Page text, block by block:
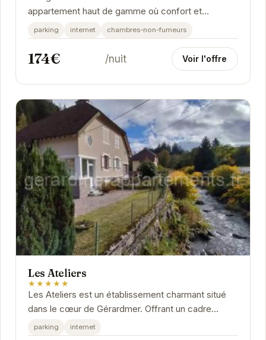
appartement haut de gamme où confort et
élégance se rencontrent. Idéalement situé, il offre
un accès...
parking internet chambres-non-fumeurs
174€ /nuit Voir l'offre
Les Ateliers
★★★★★
Les Ateliers est un établissement charmant situé
dans le cœur de Gérardmer. Offrant un cadre
confortable et accueillant, il est idéal pour un...
parking internet